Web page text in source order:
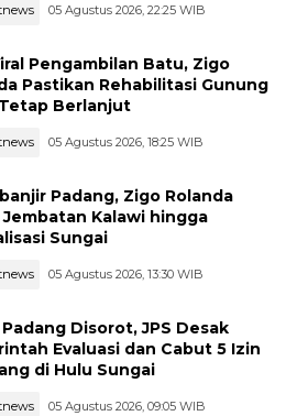
05 Agustus 2026, 22:25 WIB
Pengambilan Batu, Zigo
Pastikan Rehabilitasi Gunung
Berlanjut
05 Agustus 2026, 18:25 WIB
Padang, Zigo Rolanda
Jembatan Kalawi hingga
Sungai
05 Agustus 2026, 13:30 WIB
Disorot, JPS Desak
Evaluasi dan Cabut 5 Izin
di Hulu Sungai
05 Agustus 2026, 09:05 WIB